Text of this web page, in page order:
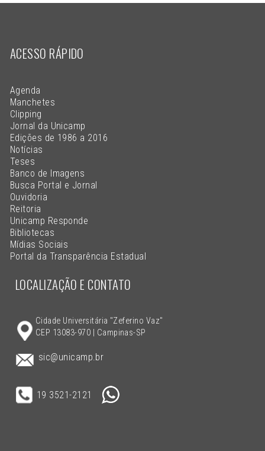
ACESSO RÁPIDO
Agenda
Manchetes
Clipping
Jornal da Unicamp
Edições de 1986 a 2016
Notícias
Teses
Banco de Imagens
Busca Portal e Jornal
Ouvidoria
Reitoria
Unicamp Responde
Bibliotecas
Mídias Sociais
Portal da Transparência Estadual
LOCALIZAÇÃO E CONTATO
Cidade Universitária "Zeferino Vaz"
CEP 13083-970 | Campinas-SP
sic@unicamp.br
19 3521-2121